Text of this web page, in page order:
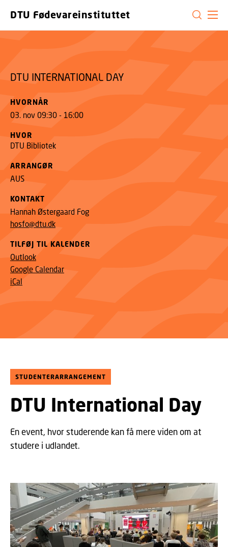
DTU Fødevareinstituttet
DTU INTERNATIONAL DAY
DTU INTERNATIONAL DAY
HVORNÅR
03. nov 09:30 - 16:00
HVOR
DTU Bibliotek
ARRANGØR
AUS
KONTAKT
Hannah Østergaard Fog
hosfo@dtu.dk
TILFØJ TIL KALENDER
Outlook
Google Calendar
iCal
STUDENTERARRANGEMENT
DTU International Day
En event, hvor studerende kan få mere viden om at
studere i udlandet.